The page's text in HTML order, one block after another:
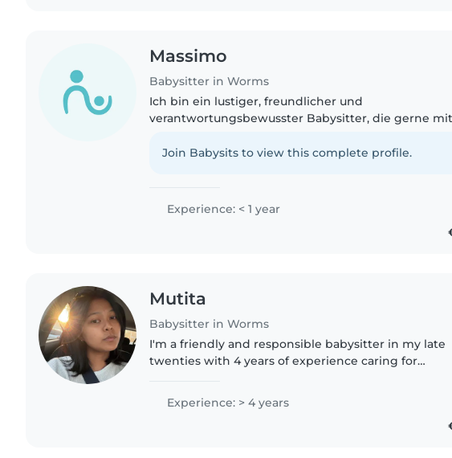
Massimo
Babysitter in Worms
Ich bin ein lustiger, freundlicher und
verantwortungsbewusster Babysitter, die gerne
Kleinkindern, Vorschulkindern und Babys,..
Join Babysits to view this complete profile.
Experience: < 1 year
Mutita
Babysitter in Worms
I'm a friendly and responsible babysitter in my late
twenties with 4 years of experience caring for
Bachelor's degree and am certified..
Experience: > 4 years